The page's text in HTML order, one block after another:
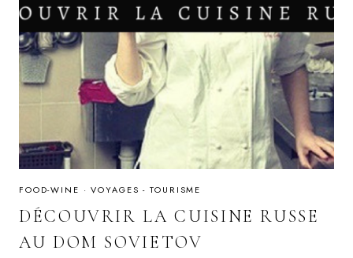
FOOD-WINE ·VOYAGES - TOURISME
DÉCOUVRIR LA CUISINE RUSSE
AU DOM SOVIETOV